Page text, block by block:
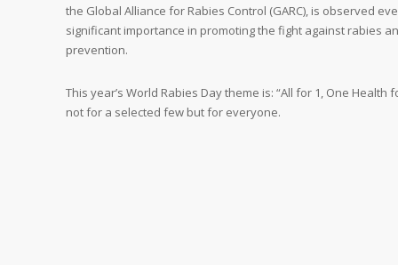
the Global Alliance for Rabies Control (GARC), is observed
significant importance in promoting the fight against rabies
prevention.
This year’s World Rabies Day theme is: “All for 1, One Health
not for a selected few but for everyone.